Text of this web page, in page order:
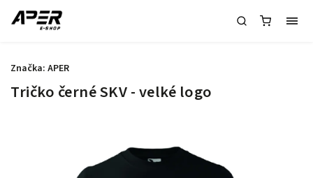
Tričko černé SKV - velké logo
Značka: APER